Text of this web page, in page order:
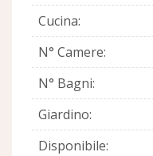
Cucina:
N° Camere:
N° Bagni:
Giardino:
Disponibile: